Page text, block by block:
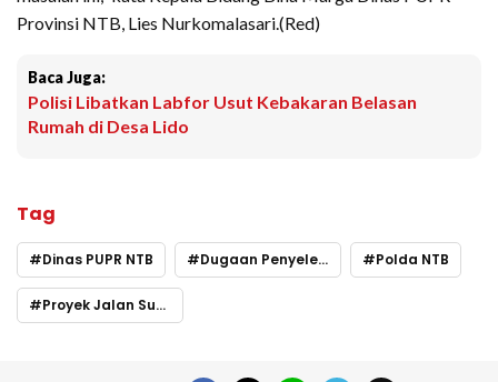
Provinsi NTB, Lies Nurkomalasari.(Red)
Baca Juga:
Polisi Libatkan Labfor Usut Kebakaran Belasan
Rumah di Desa Lido
Tag
Dinas PUPR NTB Dugaan Penyelewengan Polda NTB
Proyek Jalan Sumbawa